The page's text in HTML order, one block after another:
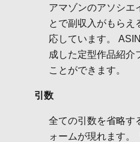
アマゾンのアソシエ
とで副収入がもらえ
応しています。
成した定型作品紹介
ことができます。
引数
全ての引数を省略す
ォームが現れます。